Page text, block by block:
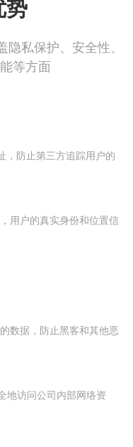
势
私保护、安全性、
等方面
，防止第三方追踪用户的
用户的真实身份和位置信
数据，防止黑客和其他恶
地访问公司内部网络资